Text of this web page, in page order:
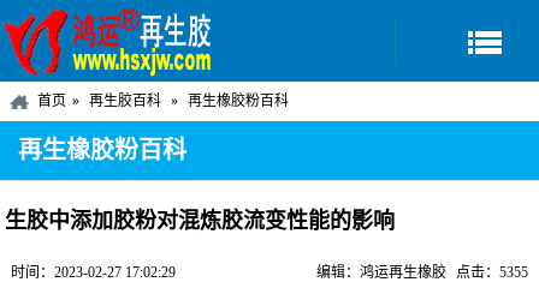
首页 再生胶百科 再生橡胶粉百科
再生橡胶粉百科
生胶中添加胶粉对混炼胶流变性能的影响
时间：2023-02-27 17:02:29 点击：5355
编辑：鸿运再生橡胶